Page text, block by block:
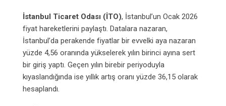
İstanbul Ticaret Odası (İTO), İstanbul’un Ocak 2026
fiyat hareketlerini paylaştı. Datalara nazaran,
İstanbul’da perakende fiyatlar bir evvelki aya nazaran
yüzde 4,56 oranında yükselerek yılın birinci ayına sert
bir giriş yaptı. Geçen yılın birebir periyoduyla
kıyaslandığında ise yıllık artış oranı yüzde 36,15 olarak
hesaplandı.